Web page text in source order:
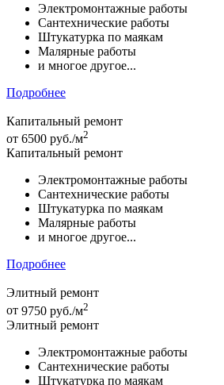
Электромонтажные работы
Сантехнические работы
Штукатурка по маякам
Малярные работы
и многое другое...
Подробнее
Капитальный ремонт
от 6500 руб./м2
Капитальный ремонт
Электромонтажные работы
Сантехнические работы
Штукатурка по маякам
Малярные работы
и многое другое...
Подробнее
Элитный ремонт
от 9750 руб./м2
Элитный ремонт
Электромонтажные работы
Сантехнические работы
Штукатурка по маякам